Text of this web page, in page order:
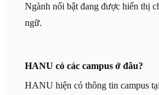
Ngành nổi bật đang được hiển thị
ngữ.
HANU có các campus ở đâu?
HANU hiện có thông tin campus